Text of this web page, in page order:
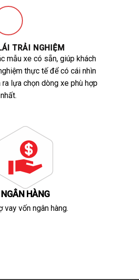
TRẢI NGHIỆM
mẫu xe có sẵn, giúp khách
thực tế để có cái nhìn
lựa chọn dòng xe phù hợp
nhất.
NGÂN HÀNG
vay vốn ngân hàng.